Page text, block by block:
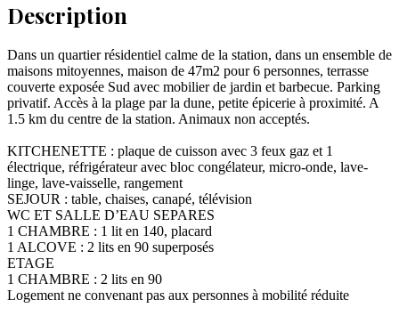
Description
Dans un quartier résidentiel calme de la station, dans un ensemble de
maisons mitoyennes, maison de 47m2 pour 6 personnes, terrasse
couverte exposée Sud avec mobilier de jardin et barbecue. Parking
privatif. Accès à la plage par la dune, petite épicerie à proximité. A
1.5 km du centre de la station. Animaux non acceptés.
KITCHENETTE : plaque de cuisson avec 3 feux gaz et 1
électrique, réfrigérateur avec bloc congélateur, micro-onde, lave-
linge, lave-vaisselle, rangement
SEJOUR : table, chaises, canapé, télévision
WC ET SALLE D’EAU SEPARES
1 CHAMBRE : 1 lit en 140, placard
1 ALCOVE : 2 lits en 90 superposés
ETAGE
1 CHAMBRE : 2 lits en 90
Logement ne convenant pas aux personnes à mobilité réduite